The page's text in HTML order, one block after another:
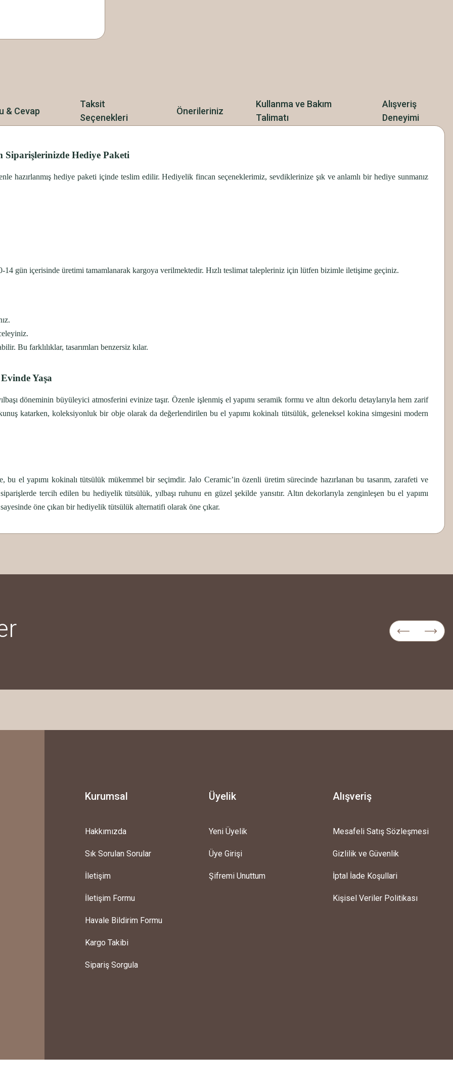
& Cevap
Taksit
Seçenekleri
Önerileriniz
Kullanma ve Bakım
Talimatı
Alışveriş
Deneyimi
Hediye Paketi
hazırlanmış hediye paketi içinde teslim edilir. Hediyelik fincan seçeneklerimiz, sevdiklerinize şık ve anlamlı bir hediye sunmanız
14 gün içerisinde üretimi tamamlanarak kargoya verilmektedir. Hızlı teslimat talepleriniz için lütfen bizimle iletişime geçiniz.
Bu farklılıklar, tasarımları benzersiz kılar.
Yaşa
döneminin büyüleyici atmosferini evinize taşır. Özenle işlenmiş el yapımı seramik formu ve altın dekorlu detaylarıyla hem zarif
katarken, koleksiyonluk bir obje olarak da değerlendirilen bu el yapımı kokinalı tütsülük, geleneksel kokina simgesini modern
el yapımı kokinalı tütsülük mükemmel bir seçimdir. Jalo Ceramic’in özenli üretim sürecinde hazırlanan bu tasarım, zarafeti ve
tercih edilen bu hediyelik tütsülük, yılbaşı ruhunu en güzel şekilde yansıtır. Altın dekorlarıyla zenginleşen bu el yapımı
öne çıkan bir hediyelik tütsülük alternatifi olarak öne çıkar.
Bu ürüne ilk yorumu siz yapın!
Ürün hakkında henüz soru sorulmamış.
sevgiyle kahvemi
Kurumsal
Hakkımızda
Sık Sorulan Sorular
İletişim
İletişim Formu
Havale Bildirim Formu
Kargo Takibi
Sipariş Sorgula
Üyelik
Yeni Üyelik
Üye Girişi
Şifremi Unuttum
Alışveriş
Mesafeli Satış Sözleşmesi
Gizlilik ve Güvenlik
İptal İade Koşullari
Kişisel Veriler Politikası